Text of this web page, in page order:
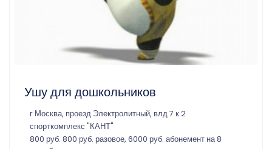
Ушу для дошкольников
г Москва, проезд Электролитный, влд 7 к 2
спорткомплекс "КАНТ"
800 руб. 800 руб. разовое, 6000 руб. абонемент на 8